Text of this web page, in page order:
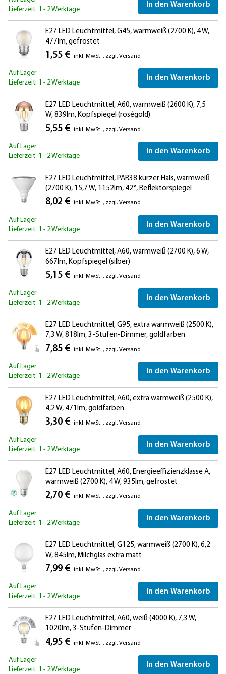
Lieferzeit: 1 - 2 Werktage
In den Warenkorb
E27 LED Leuchtmittel, G45, warmweiß (2700 K), 4 W,
477lm, gefrostet
1,55 € inkl. MwSt. , zzgl. Versand
Auf Lager
Lieferzeit: 1 - 2 Werktage
In den Warenkorb
E27 LED Leuchtmittel, A60, warmweiß (2600 K), 7,5
W, 839lm, Kopfspiegel (roségold)
5,55 € inkl. MwSt. , zzgl. Versand
Auf Lager
Lieferzeit: 1 - 2 Werktage
In den Warenkorb
E27 LED Leuchtmittel, PAR38 kurzer Hals, warmweiß
(2700 K), 15,7 W, 1152lm, 42°, Reflektorspiegel
(silber)
8,02 € inkl. MwSt. , zzgl. Versand
Auf Lager
Lieferzeit: 1 - 2 Werktage
In den Warenkorb
E27 LED Leuchtmittel, A60, warmweiß (2700 K), 6 W,
667lm, Kopfspiegel (silber)
5,15 € inkl. MwSt. , zzgl. Versand
Auf Lager
Lieferzeit: 1 - 2 Werktage
In den Warenkorb
E27 LED Leuchtmittel, G95, extra warmweiß (2500 K),
7,3 W, 818lm, 3-Stufen-Dimmer, goldfarben
7,85 € inkl. MwSt. , zzgl. Versand
Auf Lager
Lieferzeit: 1 - 2 Werktage
In den Warenkorb
E27 LED Leuchtmittel, A60, extra warmweiß (2500 K),
4,2 W, 471lm, goldfarben
3,30 € inkl. MwSt. , zzgl. Versand
Auf Lager
Lieferzeit: 1 - 2 Werktage
In den Warenkorb
E27 LED Leuchtmittel, A60, Energieeffizienzklasse A,
warmweiß (2700 K), 4 W, 935lm, gefrostet
2,70 € inkl. MwSt. , zzgl. Versand
Auf Lager
Lieferzeit: 1 - 2 Werktage
In den Warenkorb
E27 LED Leuchtmittel, G125, warmweiß (2700 K), 6,2
W, 845lm, Milchglas extra matt
7,99 € inkl. MwSt. , zzgl. Versand
Auf Lager
Lieferzeit: 1 - 2 Werktage
In den Warenkorb
E27 LED Leuchtmittel, A60, weiß (4000 K), 7,3 W,
1020lm, 3-Stufen-Dimmer
4,95 € inkl. MwSt. , zzgl. Versand
Auf Lager
Lieferzeit: 1 - 2 Werktage
In den Warenkorb